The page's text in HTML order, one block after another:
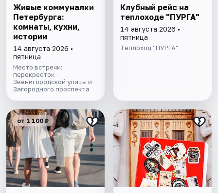
Живые коммуналки
Петербурга:
комнаты, кухни,
истории
14 августа 2026 •
пятница
Место встречи:
перекресток
Звенигородской улицы и
Загородного проспекта
Клубный рейс на
теплоходе "ПУРГА"
14 августа 2026 •
пятница
Теплоход “ПУРГА"
от 1 100 ₽